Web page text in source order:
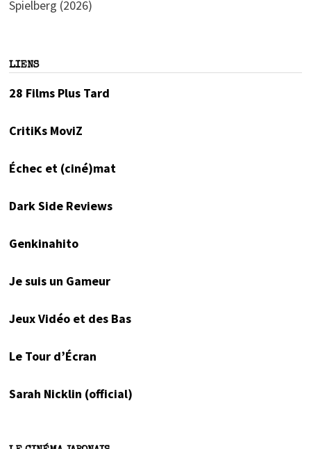
Spielberg (2026)
LIENS
28 Films Plus Tard
CritiKs MoviZ
Échec et (ciné)mat
Dark Side Reviews
Genkinahito
Je suis un Gameur
Jeux Vidéo et des Bas
Le Tour d’Écran
Sarah Nicklin (official)